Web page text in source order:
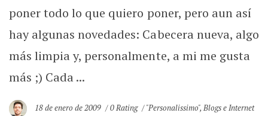
poner todo lo que quiero poner, pero aun así
hay algunas novedades: Cabecera nueva, algo
más limpia y, personalmente, a mi me gusta
más ;) Cada ...
18 de enero de 2009 0 Rating "Personalissimo",Blogs e Internet